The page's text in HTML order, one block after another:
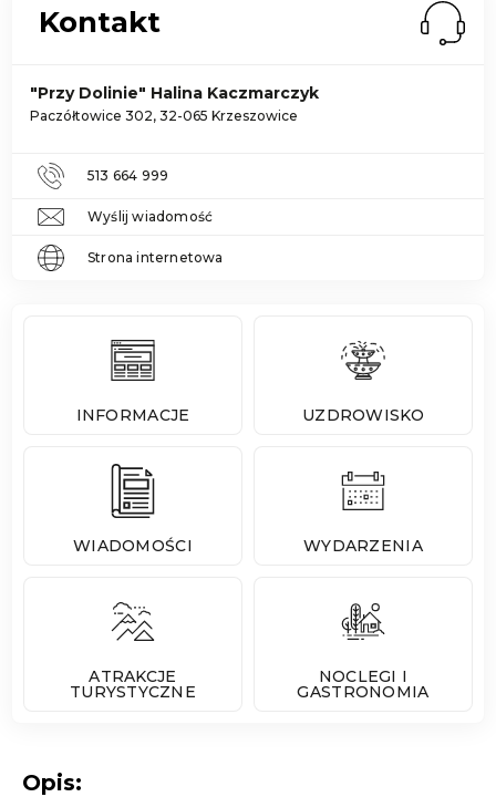
Kontakt
"Przy Dolinie" Halina Kaczmarczyk
Paczółtowice 302, 32-065 Krzeszowice
513 664 999
Wyślij wiadomość
Strona internetowa
INFORMACJE UZDROWISKO
WIADOMOŚCI WYDARZENIA
ATRAKCJE
TURYSTYCZNE
NOCLEGI I
GASTRONOMIA
Opis: